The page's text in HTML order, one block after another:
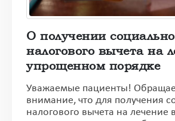
О получении
налогового вычета на
упрощенном порядке
Уважаемые пациенты!
внимание, что для получения
налогового вычета на